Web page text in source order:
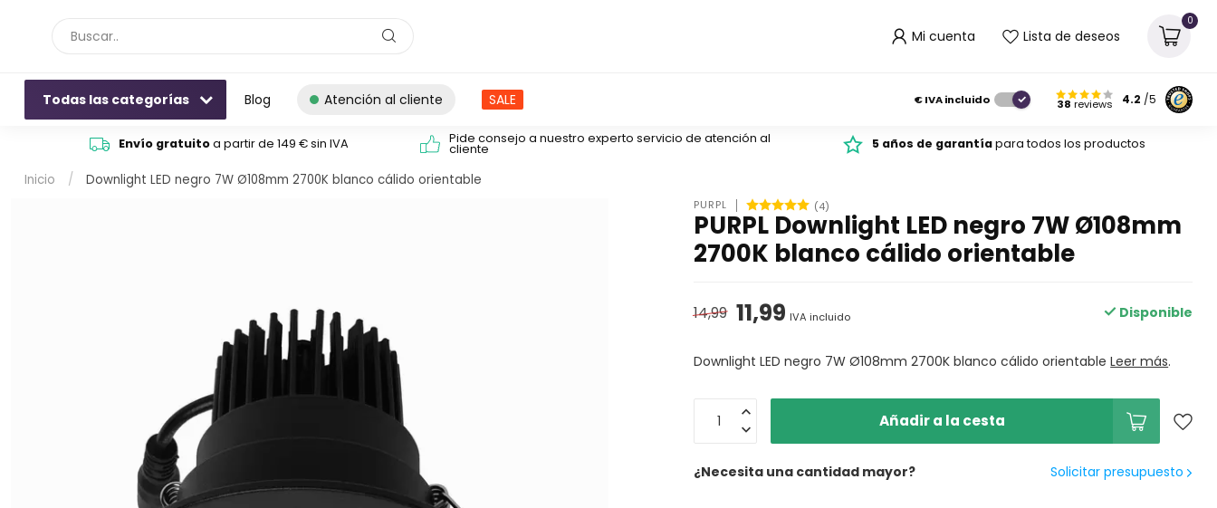
Mi cuenta Lista de deseos
0
Todas las categorías Blog Atención al cliente SALE €IVA incluido 38 reviews 4.2 /5
Envío gratuitoa partir de 149 € sin IVA Pide consejo a nuestro experto servicio de atención al
cliente 5 años de garantíapara todos los productos
Inicio / Downlight LED negro 7W Ø108mm 2700K blanco cálido orientable
PURPL (4)
PURPL Downlight LED negro 7W Ø108mm
2700K blanco cálido orientable
14,99 11,99 IVA incluido Disponible
Downlight LED negro 7W Ø108mm 2700K blanco cálido orientableLeer más.
Añadir a la cesta
¿Necesita una cantidad mayor? Solicitar presupuesto